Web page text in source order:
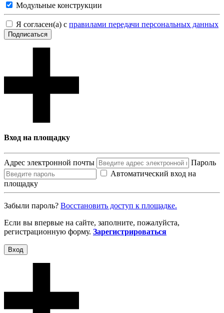
Модульные конструкции
Я согласен(а) с правилами передачи персональных данных
Подписаться
Вход на площадку
Адрес электронной почты
Пароль
Автоматический вход на
площадку
Забыли пароль? Восcтановить доступ к площадке.
Если вы впервые на сайте, заполните, пожалуйста,
регистрационную форму. Зарегистрироваться
Вход